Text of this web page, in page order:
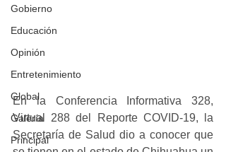
Gobierno
Educación
Opinión
Entretenimiento
Global
Galería
Principal
En la Conferencia Informativa 328,
Virtual 288 del Reporte COVID-19, la
Secretaría de Salud dio a conocer que